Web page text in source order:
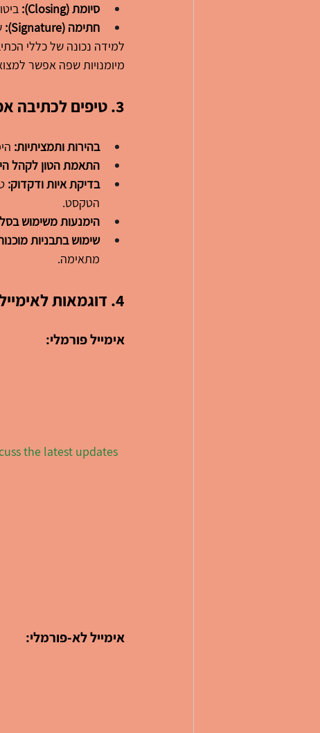
סיומת (Closing):
חתימה (Signature):
למידה נכונה של כללי
מיומנויות שפה אפשר
3. טיפים לכתיבה
בהירות ותמציתיות:
התאמת הטון לקהל
בדיקת איות ודקדוק:
הטקסט.
הימנעות משימוש
שימוש בתבניות
מתאימה.
4. דוגמאות
אימייל פורמלי:
the latest updates
אימייל לא-פורמלי: